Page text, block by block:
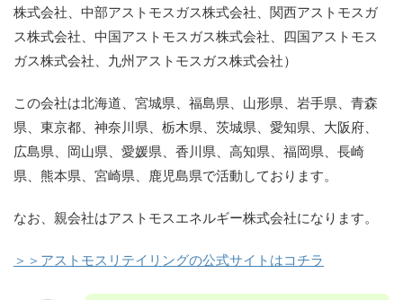
株式会社、中部アストモスガス株式会社、関西アストモスガ
ス株式会社、中国アストモスガス株式会社、四国アストモス
ガス株式会社、九州アストモスガス株式会社）
この会社は北海道、宮城県、福島県、山形県、岩手県、青森
県、東京都、神奈川県、栃木県、茨城県、愛知県、大阪府、
広島県、岡山県、愛媛県、香川県、高知県、福岡県、長崎
県、熊本県、宮崎県、鹿児島県で活動しております。
なお、親会社はアストモスエネルギー株式会社になります。
＞＞アストモスリテイリングの公式サイトはコチラ